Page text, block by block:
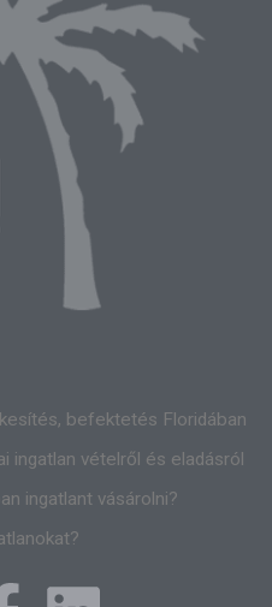
befektetés Floridában
ingatlan vételről és eladásról
ingatlant vásárolni?